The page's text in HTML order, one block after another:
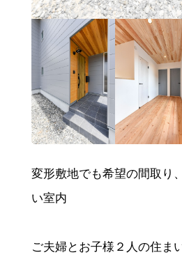
変形敷地でも希望の間取り
い室内
ご夫婦とお子様２人の住まい